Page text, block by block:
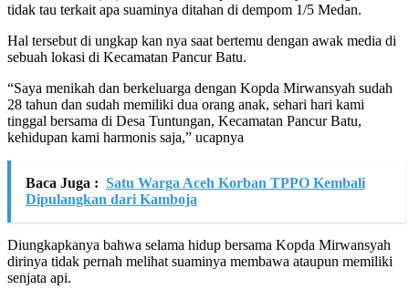
tidak tau terkait apa suaminya ditahan di dempom 1/5 Medan.
Hal tersebut di ungkap kan nya saat bertemu dengan awak media di
sebuah lokasi di Kecamatan Pancur Batu.
“Saya menikah dan berkeluarga dengan Kopda Mirwansyah sudah
28 tahun dan sudah memiliki dua orang anak, sehari hari kami
tinggal bersama di Desa Tuntungan, Kecamatan Pancur Batu,
kehidupan kami harmonis saja,” ucapnya
Baca Juga : Satu Warga Aceh Korban TPPO Kembali
Dipulangkan dari Kamboja
Diungkapkanya bahwa selama hidup bersama Kopda Mirwansyah
dirinya tidak pernah melihat suaminya membawa ataupun memiliki
senjata api.